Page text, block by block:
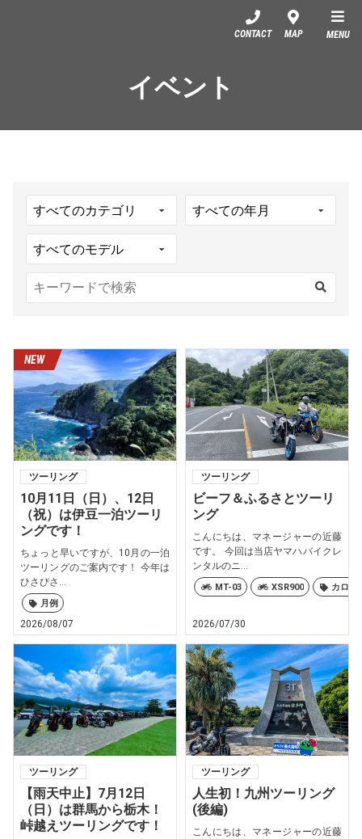
CONTACT MAP MENU
イベント
ツーリング
10月11日（日）、12日
（祝）は伊豆一泊ツーリ
ングです！
ちょっと早いですが、10月の一泊
ツーリングのご案内です！ 今年は
ひさびさ...
月例
2026/08/07
ツーリング
ビーフ＆ふるさとツーリ
ング
こんにちは、マネージャーの近藤
です。 今回は当店ヤマハバイクレ
ンタルのニ...
MT-03 XSR900 カロリ
2026/07/30
ツーリング
【雨天中止】7月12日
（日）は群馬から栃木！
峠越えツーリングです！
ツーリング
人生初！九州ツーリング
(後編)
こんにちは、マネージャーの近藤